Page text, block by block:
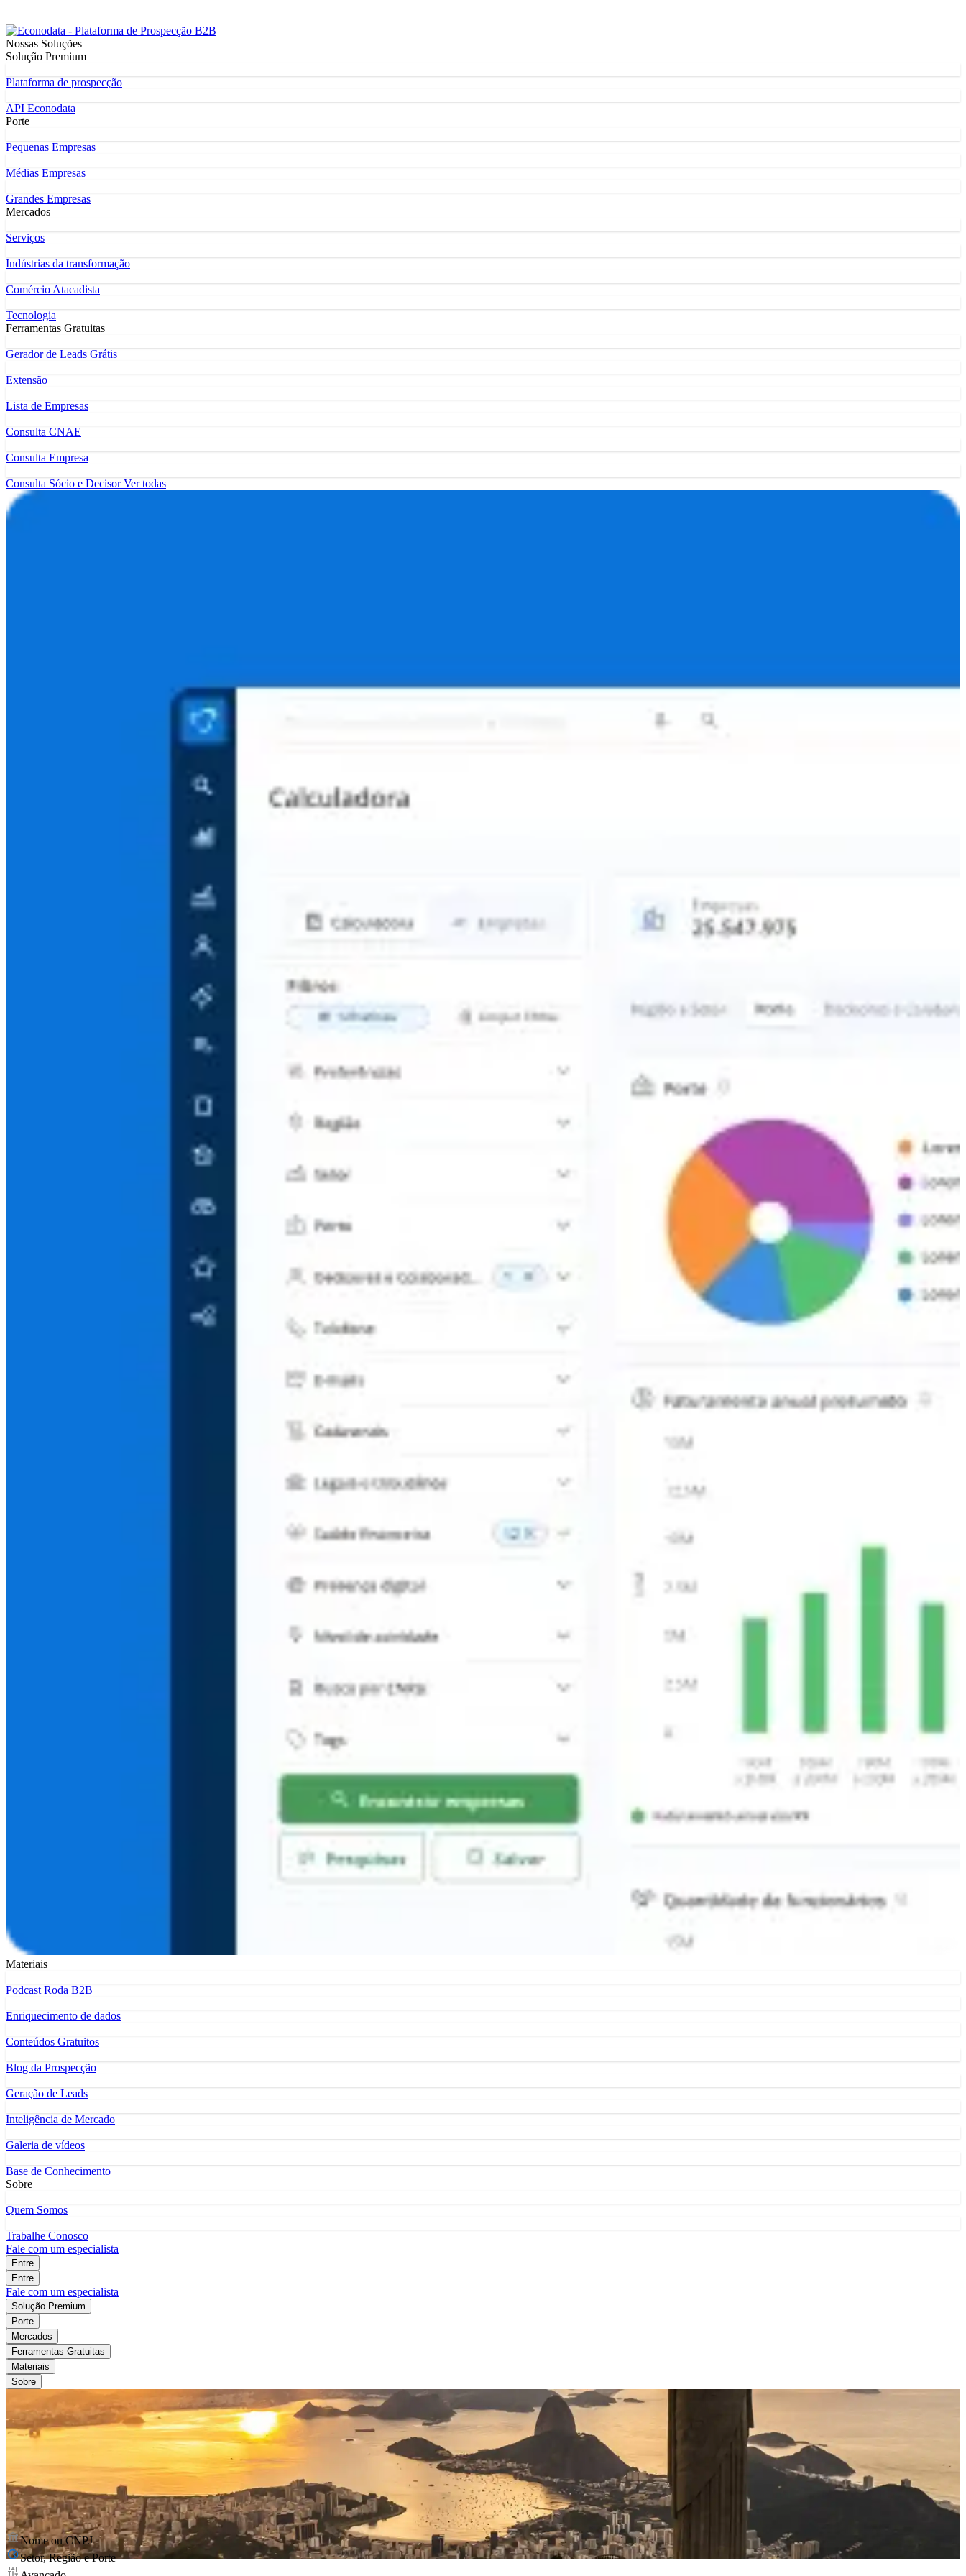
Nossas Soluções
Solução Premium
Plataforma de prospecção
API Econodata
Porte
Pequenas Empresas
Médias Empresas
Grandes Empresas
Mercados
Serviços
Indústrias da transformação
Comércio Atacadista
Tecnologia
Ferramentas Gratuitas
Gerador de Leads Grátis
Extensão
Lista de Empresas
Consulta CNAE
Consulta Empresa
Consulta Sócio e DecisorVer todas
Materiais
Podcast Roda B2B
Enriquecimento de dados
Conteúdos Gratuitos
Blog da Prospecção
Geração de Leads
Inteligência de Mercado
Galeria de vídeos
Base de Conhecimento
Sobre
Quem Somos
Trabalhe Conosco
Fale com um especialista
Entre
Entre
Fale com um especialista
Solução Premium
Porte
Mercados
Ferramentas Gratuitas
Materiais
Sobre
Nome ou CNPJ
Setor, Região e Porte